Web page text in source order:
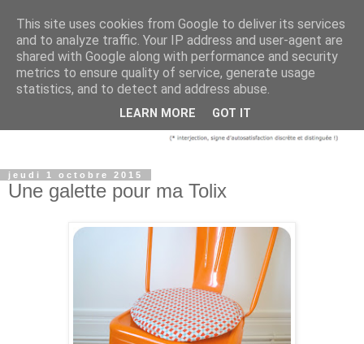
jeudi 1 octobre 2015
Une galette pour ma Tolix
This site uses cookies from Google to deliver its services
and to analyze traffic. Your IP address and user-agent are
shared with Google along with performance and security
metrics to ensure quality of service, generate usage
statistics, and to detect and address abuse.
LEARN MORE GOT IT